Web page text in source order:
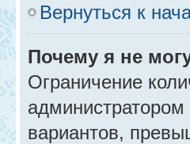
Вернуться к
Почему я не
Ограничение
вариантов,